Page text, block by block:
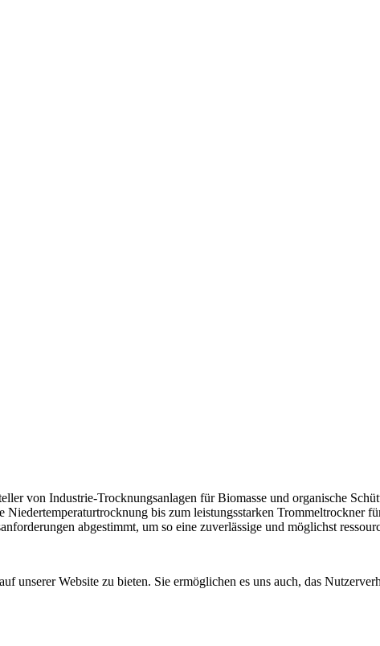
von Industrie-Trocknungsanlagen für Biomasse und organische
bis zum leistungsstarken Trommeltrockner
abgestimmt, um so eine zuverlässige und möglichst
unserer Website zu bieten. Sie ermöglichen es uns auch, das